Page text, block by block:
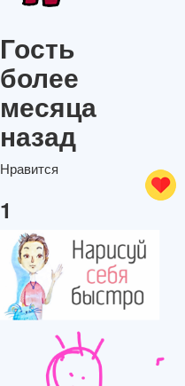
Гость
более
месяца
назад
Нравится
1